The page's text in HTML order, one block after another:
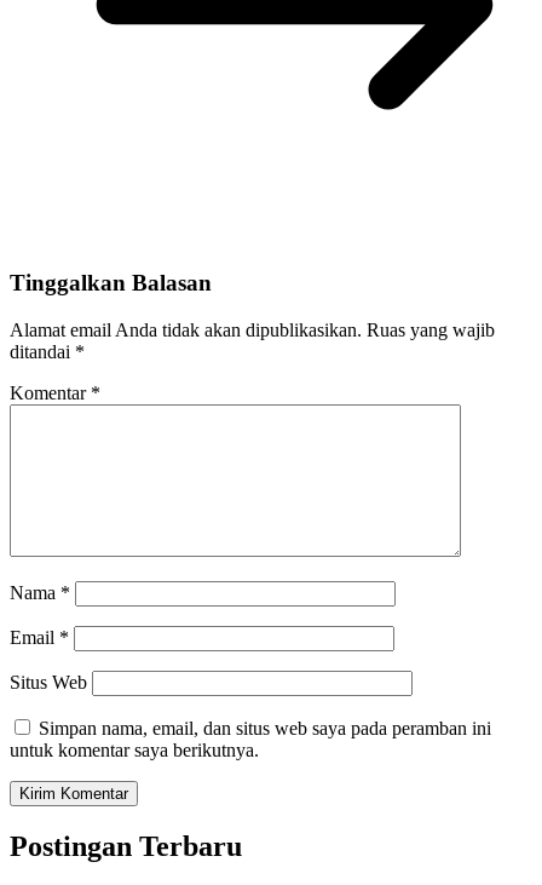
Tinggalkan Balasan
Alamat email Anda tidak akan dipublikasikan. Ruas yang wajib
ditandai *
Komentar *
Nama *
Email *
Situs Web
Simpan nama, email, dan situs web saya pada peramban ini
untuk komentar saya berikutnya.
Postingan Terbaru